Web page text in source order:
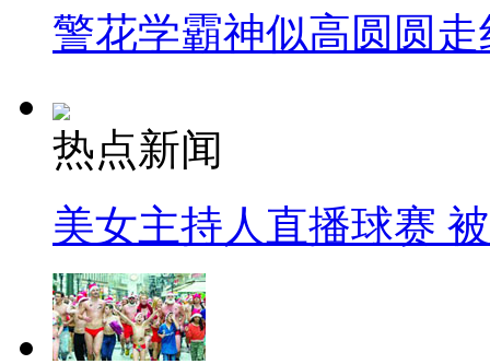
警花学霸神似高圆圆走
热点新闻
美女主持人直播球赛